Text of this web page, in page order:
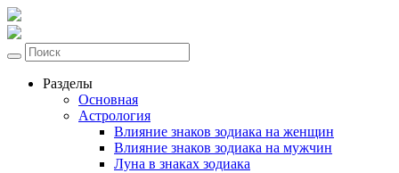
Разделы
Основная
Астрология
Влияние знаков зодиака на женщин
Влияние знаков зодиака на мужчин
Луна в знаках зодиака